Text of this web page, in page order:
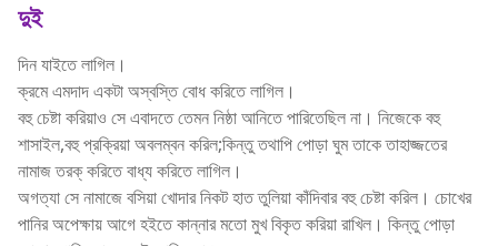
দুই
দিন যাইতে লাগিল।
ক্রমে এমদাদ একটা অস্বস্তি বোধ করিতে লাগিল।
বহু চেষ্টা করিয়াও সে এবাদতে তেমন নিষ্ঠা আনিতে পারিতেছিল না। নিজেকে বহু
শাসাইল,বহু প্রক্রিয়া অবলম্বন করিল;কিন্তু তথাপি পোড়া ঘুম তাকে তাহাজ্জতের
নামাজ তরক্ করিতে বাধ্য করিতে লাগিল।
অগত্যা সে নামাজে বসিয়া খোদার নিকট হাত তুলিয়া কাঁদিবার বহু চেষ্টা করিল। চোখের
পানির অপেক্ষায় আগে হইতে কান্নার মতো মুখ বিকৃত করিয়া রাখিল। কিন্তু পোড়া